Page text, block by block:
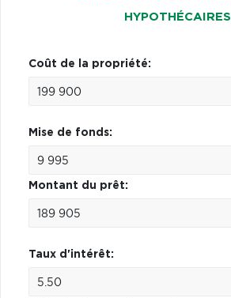
HYPOTHÉCAIRES
Coût de la propriété:
Mise de fonds:
Montant du prêt:
Taux d'intérêt: